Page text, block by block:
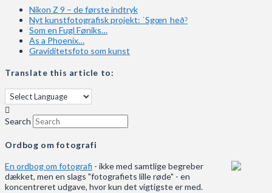
Nikon Z 9 – de første indtryk
Nyt kunstfotografisk projekt: ˈSgœnˌheðˀ
Som en Fugl Føniks…
As a Phoenix…
Graviditetsfoto som kunst
Translate this article to:
Search
Ordbog om fotografi
En ordbog om fotografi - ikke med samtlige begreber
dækket, men en slags "fotografiets lille røde" - en
koncentreret udgave, hvor kun det vigtigste er med.